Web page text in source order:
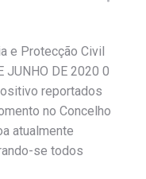
e Protecção Civil
JUNHO DE 2020 0
reportados
no Concelho
atualmente
se todos